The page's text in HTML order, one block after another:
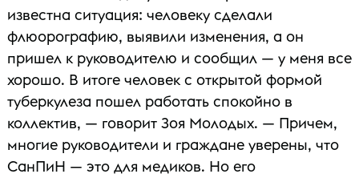
известна ситуация: человеку сделали
флюорографию, выявили изменения, а он
пришел к руководителю и сообщил — у меня все
хорошо. В итоге человек с открытой формой
туберкулеза пошел работать спокойно в
коллектив, — говорит Зоя Молодых. — Причем,
многие руководители и граждане уверены, что
СанПиН — это для медиков. Но его